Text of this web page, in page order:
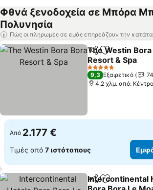
Φθνά ξενοδοχεία σε Μπόρα
Πολυνησία
Πώς οι πληρωμές σε εμάς επηρεάζουν την
Κοινοποίηση
Προσθήκη
The Westin
Resort & Spa
Εμφάνιση τιμών
5 Αστέρια
9,3 Εξαιρετικό
4.2 χλμ. από:
Από 2.177 €
Τιμές από 7 ιστότοπους
Κοινοποίηση
Προσθήκη
Intercontinental